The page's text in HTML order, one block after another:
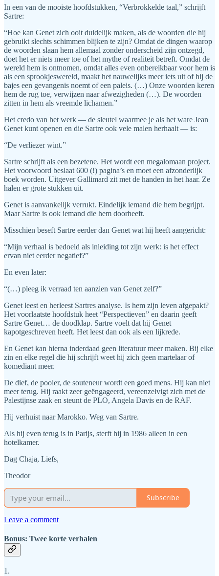
In een van de mooiste hoofdstukken, “Verbrokkelde taal,” schrijft
Sartre:
“Hoe kan Genet zich ooit duidelijk maken, als de woorden die hij
gebruikt slechts schimmen blijken te zijn? Omdat de dingen waarop
de woorden slaan hem allemaal zonder onderscheid zijn ontzegd,
doet het er niets meer toe of het mythe of realiteit betreft. Omdat de
wereld hem is ontnomen, omdat alles even onbereikbaar voor hem is
als een sprookjeswereld, maakt het nauwelijks meer iets uit of hij de
bajes een gevangenis noemt of een paleis. (…) Onze woorden keren
hem de rug toe, verwijzen naar afwezigheden (…). De woorden
zitten in hem als vreemde lichamen.”
Het credo van het werk — de sleutel waarmee je als het ware Jean
Genet kunt openen en die Sartre ook vele malen herhaalt — is:
“De verliezer wint.”
Sartre schrijft als een bezetene. Het wordt een megalomaan project.
Het voorwoord beslaat 600 (!) pagina’s en moet een afzonderlijk
boek worden. Uitgever Gallimard zit met de handen in het haar. Ze
halen er grote stukken uit.
Genet is aanvankelijk verrukt. Eindelijk iemand die hem begrijpt.
Maar Sartre is ook iemand die hem doorheeft.
Misschien beseft Sartre eerder dan Genet wat hij heeft aangericht:
“Mijn verhaal is bedoeld als inleiding tot zijn werk: is het effect
ervan niet eerder negatief?”
En even later:
“(…) pleeg ik verraad ten aanzien van Genet zelf?”
Genet leest en herleest Sartres analyse. Is hem zijn leven afgepakt?
Het voorlaatste hoofdstuk heet “Perspectieven” en daarin geeft
Sartre Genet… de doodklap. Sartre voelt dat hij Genet
kapotgeschreven heeft. Het leest dan ook als een lijkrede.
En Genet kan hierna inderdaad geen literatuur meer maken. Bij elke
zin en elke regel die hij schrijft weet hij zich geen martelaar of
komediant meer.
De dief, de pooier, de souteneur wordt een goed mens. Hij kan niet
meer terug. Hij raakt zeer geëngageerd, vereenzelvigt zich met de
Palestijnse zaak en steunt de PLO, Angela Davis en de RAF.
Hij verhuist naar Marokko. Weg van Sartre.
Als hij even terug is in Parijs, sterft hij in 1986 alleen in een
hotelkamer.
Dag Chaja, Liefs,
Theodor
Subscribe
Leave a comment
Bonus: Twee korte verhalen
1.